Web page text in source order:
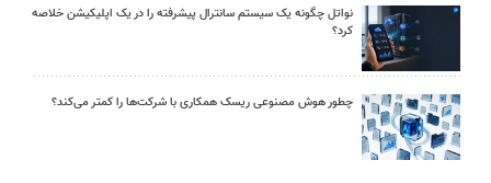
نواتل چگونه یک سیستم سانترال پیشرفته را در یک اپلیکیشن خلاصه
کرد؟
چطور هوش مصنوعی ریسک همکاری با شرکت‌ها را کمتر می‌کند؟